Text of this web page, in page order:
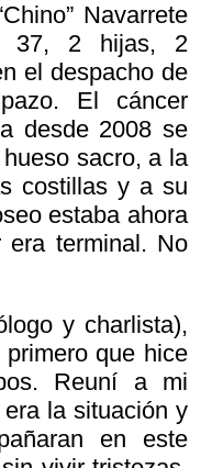
Navarrete
37, 2 hijas, 2
el despacho de
El cáncer
desde 2008 se
sacro, a la
costillas y a su
estaba ahora
era terminal. No
y charlista),
primero que hice
Reuní a mi
la situación y
en este